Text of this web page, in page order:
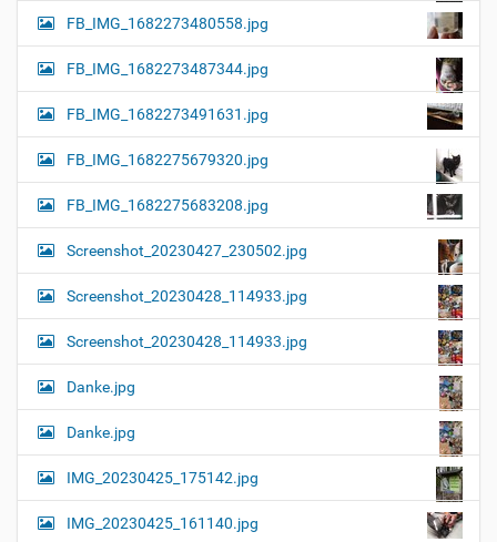
FB_IMG_1682273480558.jpg
FB_IMG_1682273487344.jpg
FB_IMG_1682273491631.jpg
FB_IMG_1682275679320.jpg
FB_IMG_1682275683208.jpg
Screenshot_20230427_230502.jpg
Screenshot_20230428_114933.jpg
Screenshot_20230428_114933.jpg
Danke.jpg
Danke.jpg
IMG_20230425_175142.jpg
IMG_20230425_161140.jpg